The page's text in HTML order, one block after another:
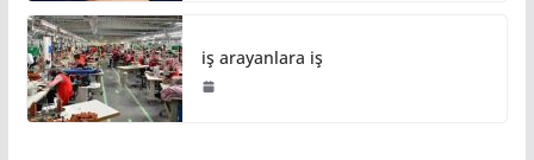
iş arayanlara iş